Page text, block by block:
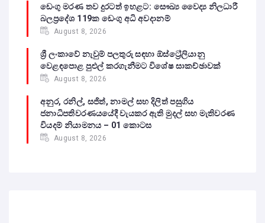
ඩෙංගු මරණ තව දුරටත් ඉහළට: සෞඛ්‍ය වෛද්‍ය නිලධාරී
බලප්‍රදේශ 119ක ඩෙංගු අධි අවදානම්
August 8, 2026
ශ්‍රී ලංකාවේ නැවුම් පලතුරු සඳහා ඕස්ට්‍රේලියානු
වෙළඳපොළ පුළුල් කරගැනීමට විශේෂ සාකච්ඡාවක්
August 8, 2026
අනුර, රනිල්, සජිත්, නාමල් සහ දිලිත් පසුගිය
ජනාධිපතිවරණයයේදී වැයකර ඇති මුදල් සහ මැතිවරණ
වියදම් නියාමනය – 01 කොටස
August 8, 2026